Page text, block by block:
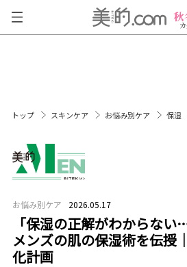
トップ スキンケア お悩み別ケア 保湿
お悩み別ケア 2026.05.17
「保湿の正解がわからな
メンズの肌の保湿術を伝授
化計画